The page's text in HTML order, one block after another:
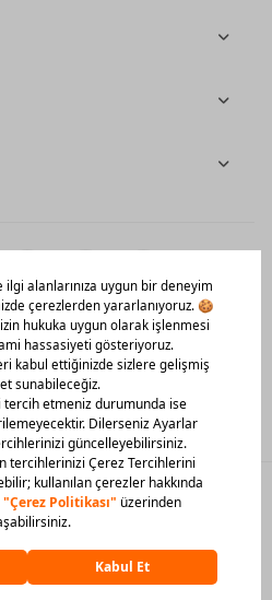
Hemen İndir!
Hakları Saklıdır
izinsiz kullanılamaz.